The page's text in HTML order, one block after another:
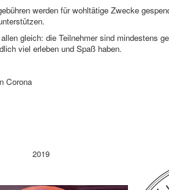
werden für wohltätige Zwecke
gleich: die Teilnehmer sind mindestens
viel erleben und Spaß haben.
Corona
2019